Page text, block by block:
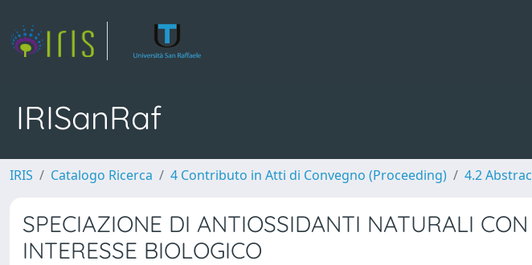
IRISanRaf
IRIS Catalogo Ricerca 4 Contributo in Atti di Convegno (Proceeding) 4.2
SPECIAZIONE DI ANTIOSSIDANTI NATURALI
INTERESSE BIOLOGICO